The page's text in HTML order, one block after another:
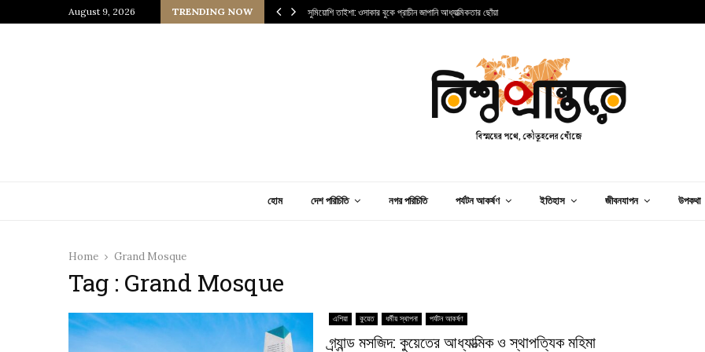
August 9, 2026 TRENDING NOW সুমিয়োশি তাইশা: ওসাকার বুকে প্রাচীন জাপানি আধ্যাত্মিকতার ছোঁয়া
হোম দেশ পরিচিতি নগর পরিচিতি পর্যটন আকর্ষণ ইতিহাস জীবনযাপন উপকথা
Home Grand Mosque
Tag : Grand Mosque
এশিয়া কুয়েত ধর্মীয় স্থাপনা পর্যটন আকর্ষণ
গ্র্যান্ড মসজিদ: কুয়েতের আধ্যাত্মিক ও স্থাপত্যিক মহিমা